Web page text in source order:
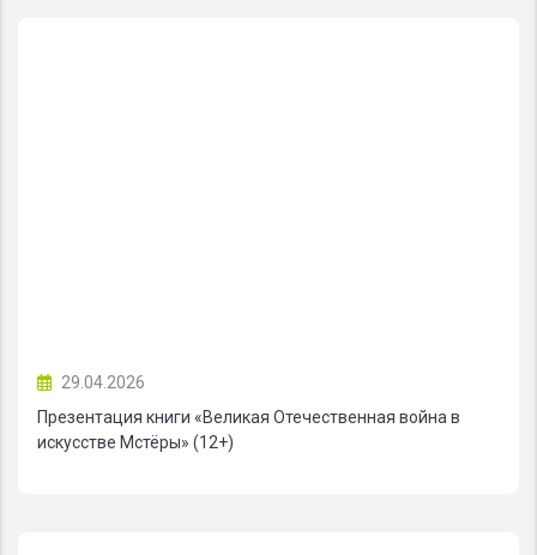
29.04.2026
Презентация книги «Великая Отечественная война в
искусстве Мстёры» (12+)